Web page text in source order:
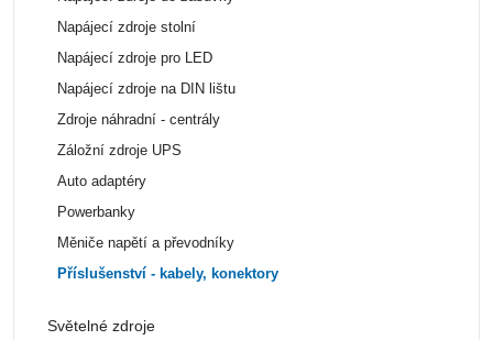
Napájecí zdroje stolní
Napájecí zdroje pro LED
Napájecí zdroje na DIN lištu
Zdroje náhradní - centrály
Záložní zdroje UPS
Auto adaptéry
Powerbanky
Měniče napětí a převodníky
Příslušenství - kabely, konektory
Světelné zdroje